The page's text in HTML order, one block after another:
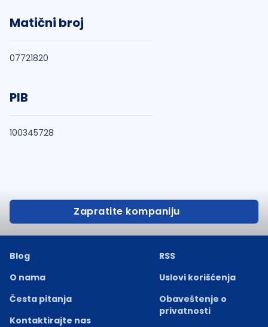
Matični broj
07721820
PIB
100345728
Zapratite kompaniju
Blog
O nama
Česta pitanja
Kontaktirajte nas
RSS
Uslovi korišćenja
Obaveštenje o
privatnosti